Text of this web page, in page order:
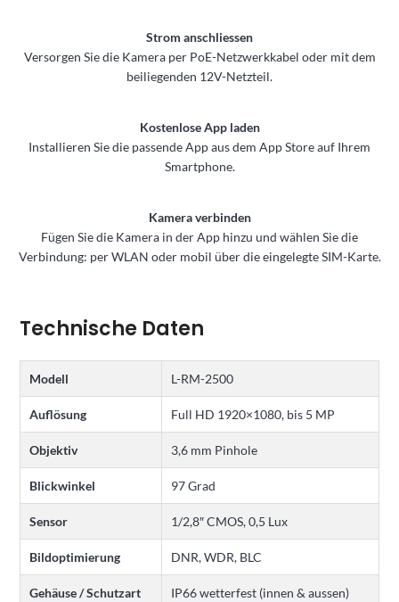
Strom anschliessen
Versorgen Sie die Kamera per PoE-Netzwerkkabel oder mit dem
beiliegenden 12V-Netzteil.
Kostenlose App laden
Installieren Sie die passende App aus dem App Store auf Ihrem
Smartphone.
Kamera verbinden
Fügen Sie die Kamera in der App hinzu und wählen Sie die
Verbindung: per WLAN oder mobil über die eingelegte SIM-Karte.
Technische Daten
Modell L-RM-2500
Auflösung Full HD 1920×1080, bis 5 MP
Objektiv 3,6 mm Pinhole
Blickwinkel 97 Grad
Sensor 1/2,8″ CMOS, 0,5 Lux
Bildoptimierung DNR, WDR, BLC
Gehäuse / Schutzart IP66 wetterfest (innen & aussen)